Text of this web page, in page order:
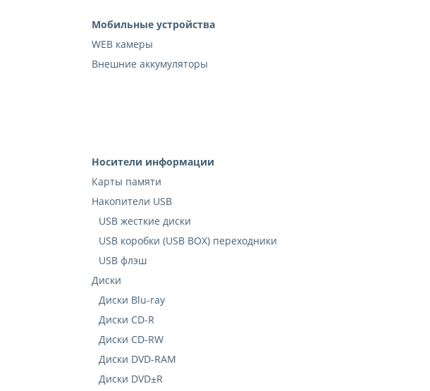
Мобильные устройства
WEB камеры
Внешние аккумуляторы
Носители информации
Карты памяти
Накопители USB
USB жесткие диски
USB коробки (USB BOX) переходники
USB флэш
Диски
Диски Blu-ray
Диски CD-R
Диски CD-RW
Диски DVD-RAM
Диски DVD±R